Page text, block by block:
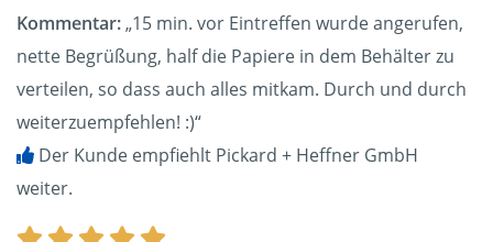
Kommentar:„15 min. vor Eintreffen wurde angerufen,
nette Begrüßung, half die Papiere in dem Behälter zu
verteilen, so dass auch alles mitkam. Durch und durch
weiterzuempfehlen! :)“
Der Kunde empfiehlt Pickard + Heffner GmbH
weiter.